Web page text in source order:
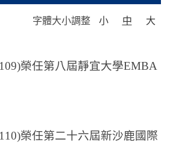
字體大小調整 小 中 大
榮任第八屆靜宜大學EMBA
榮任第二十六屆新沙鹿國際